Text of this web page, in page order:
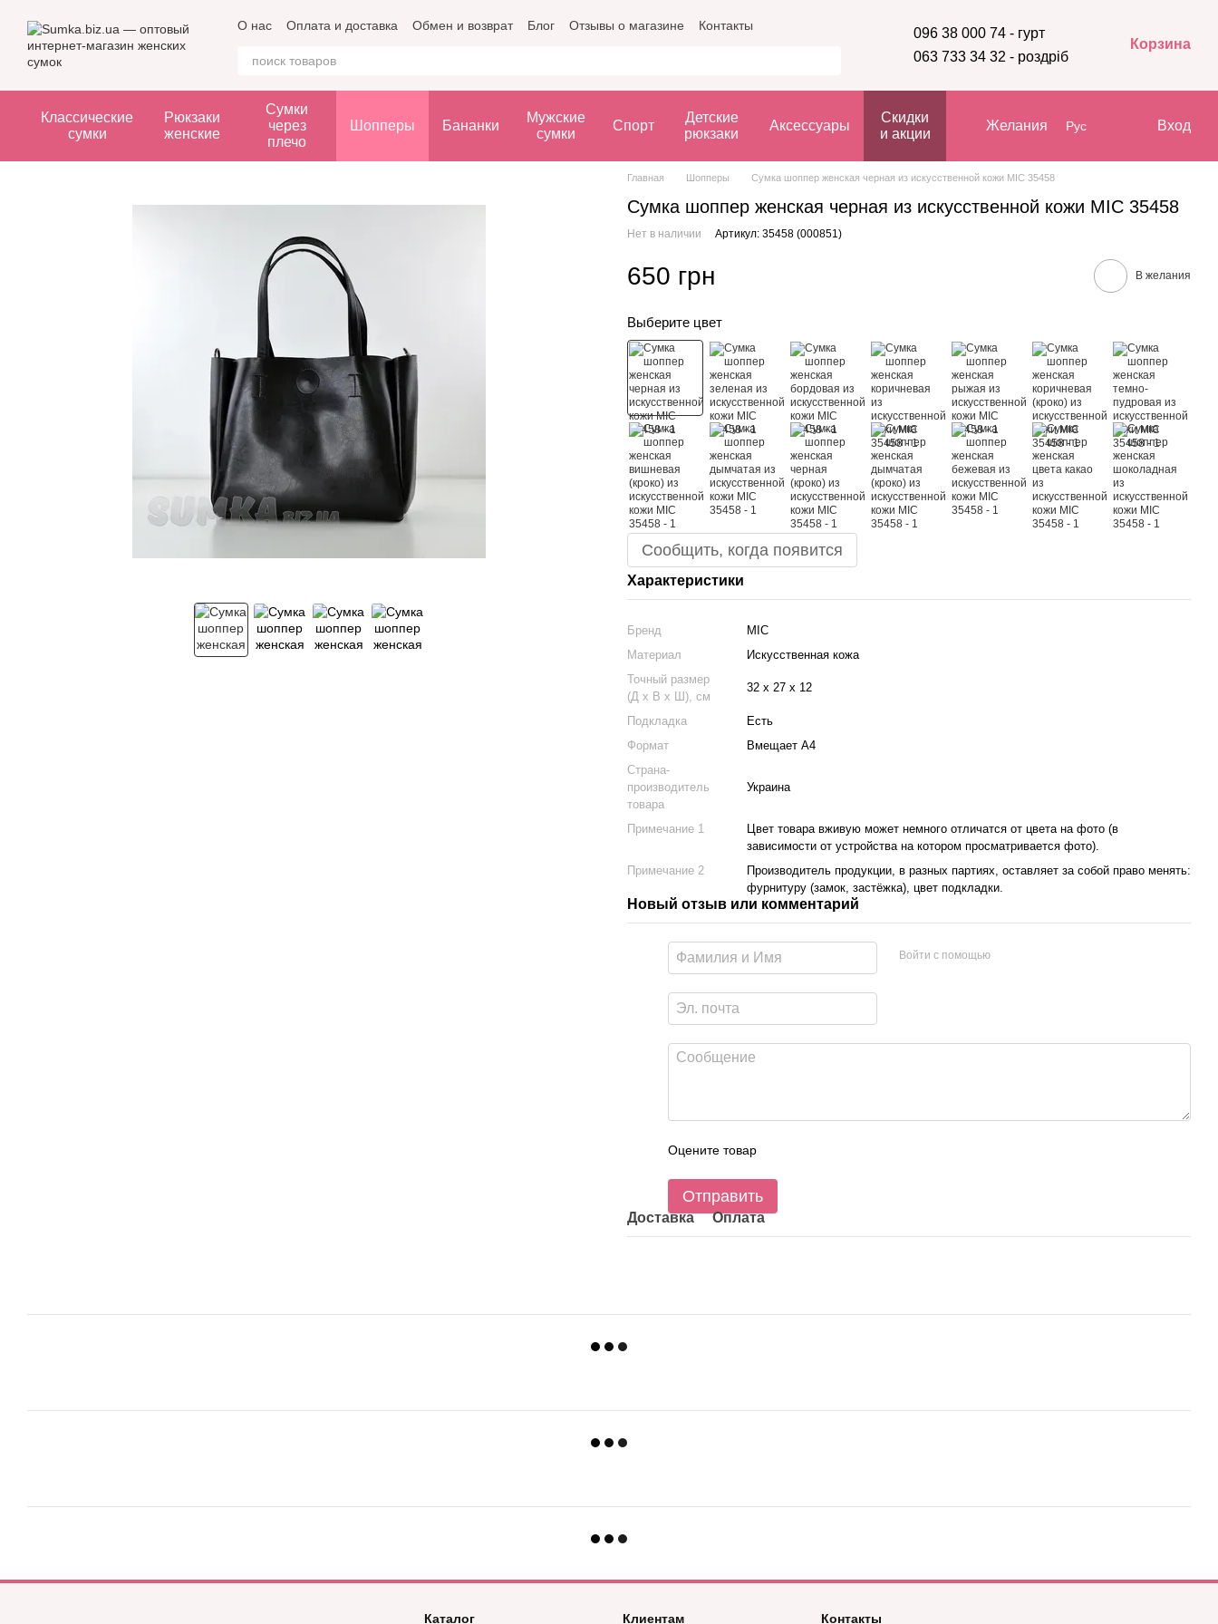
О нас Оплата и доставка Обмен и возврат Блог Отзывы о магазине Контакты
096 38 000 74 - гурт
063 733 34 32 - роздріб
Корзина
Классические
сумки
Рюкзаки
женские
Сумки
через
плечо
Шопперы Бананки
Мужские
сумки
Спорт
Детские
рюкзаки
Аксессуары
Скидки
и акции
Желания Рус Вход
Главная Шопперы Сумка шоппер женская черная из искусственной кожи МІС 35458
Сумка шоппер женская черная из искусственной кожи МІС 35458
Нет в наличии Артикул: 35458 (000851)
650 грн В желания
Выберите цвет
Сообщить, когда появится
Характеристики
Бренд
МІС
Материал
Искусственная кожа
Точный размер
(Д х В х Ш), см
32 х 27 х 12
Подкладка
Есть
Формат
Вмещает А4
Страна-
производитель
товара
Украина
Примечание 1
Цвет товара вживую может немного отличатся от цвета на фото (в
зависимости от устройства на котором просматривается фото).
Примечание 2
Производитель продукции, в разных партиях, оставляет за собой право менять:
фурнитуру (замок, застёжка), цвет подкладки.
Новый отзыв или комментарий
Войти с помощью
Оцените товар
Отправить
Доставка Оплата
Каталог Клиентам Контакты